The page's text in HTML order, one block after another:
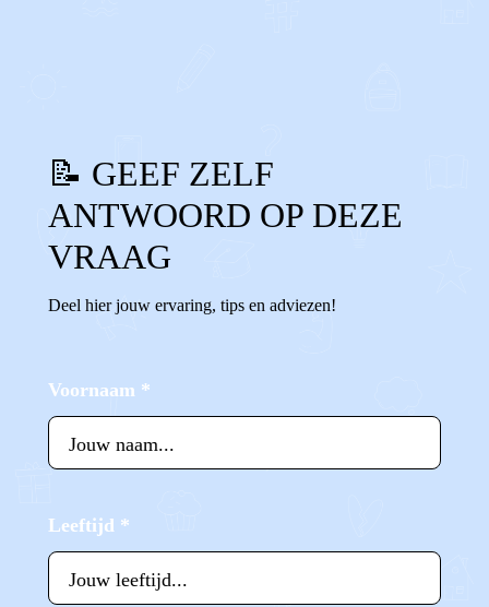
📝 GEEF ZELF
ANTWOORD OP DEZE
VRAAG
Deel hier jouw ervaring, tips en adviezen!
Voornaam *
Leeftijd *